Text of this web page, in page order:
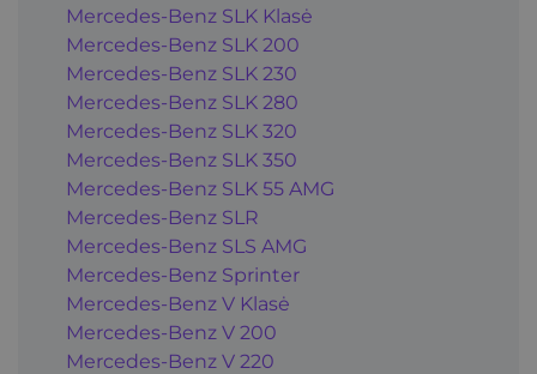
Mercedes-Benz SLK Klasė
Mercedes-Benz SLK 200
Mercedes-Benz SLK 230
Mercedes-Benz SLK 280
Mercedes-Benz SLK 320
Mercedes-Benz SLK 350
Mercedes-Benz SLK 55 AMG
Mercedes-Benz SLR
Mercedes-Benz SLS AMG
Mercedes-Benz Sprinter
Mercedes-Benz V Klasė
Mercedes-Benz V 200
Mercedes-Benz V 220